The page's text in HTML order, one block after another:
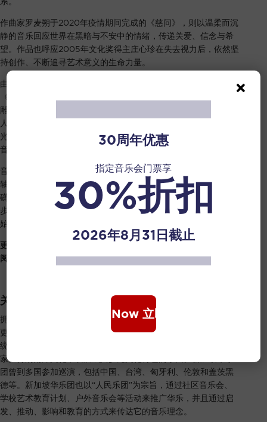
作曲家罗麦朔于2020年疫情期间完成的《慈问》，则以温柔而沉
静的音乐回应世界在黑暗与不安中的情绪，传递关爱、信念与希
望。作品也呼应2005年文化奖得主庄心珍在失去视力后，依然坚
持创作、不断追寻艺术意义的生命力量。
由高程锦特别为音乐会委约创作、并由丰树支持的世界首演作品
《第一代》，灵感源自2014年文化奖得主张华昌广为人知的同名
雕塑《第一代》。作品描绘一群男孩跃入新加坡河的场景，勾起
人们对甘榜岁月与旧时光的集体回忆，并巧妙融入《新加坡，阳
光普照的小岛》与《当我们同在一起》两首耳熟能详的童谣，为
音乐注入浓厚的新加坡色彩。
音乐会最后将以谭盾奥斯卡获奖作品《卧虎藏龙》（选段）压
轴，由新加坡华乐团高胡副首席周若瑜担纲独奏。作品气势磅
礴，也映照着新加坡这座曾被称为“文化沙漠”的小岛国，如何一
步步孕育出属于自己的艺术生态与文化气象，在低调内敛之中，
始终蕴藏着丰富而独特的创造力。
更多有关节目表、雕塑家、作曲家、指挥及独奏家的简介，请参
阅附件。
关于新加坡华乐团
拥有超过 80 名音乐家的新加坡华乐团是本地的旗舰艺术团体，
更是唯一的专业国家级华乐团。自1996年首演以来，在肩负起传
统文化的传承之际，也以发展和创新为重任；更通过汲取周边国
家独特的南洋文化，发展成具多元文化特色的乐团。新加坡华乐
团曾到多国参加巡演，包括中国、台湾、匈牙利、伦敦和盖茨黑
德等。新加坡华乐团也以“人民乐团”为宗旨，通过社区音乐会、
学校艺术教育计划、户外音乐会等活动来推广华乐，并且通过启
发、推动、影响和教育的方式来传达它的音乐理念。
30周年优惠
指定音乐会门票享
30%折扣
2026年8月31日截止
Book Now 立即购票